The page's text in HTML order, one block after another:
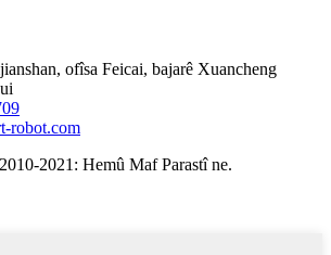
ofîsa Feicai, bajarê Xuancheng
robot.com
2021: Hemû Maf Parastî ne.